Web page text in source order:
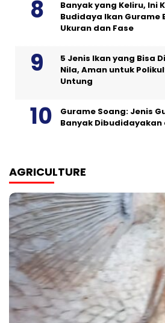
Banyak yang Keliru, Ini
Budidaya Ikan Gurame
Ukuran dan Fase
5 Jenis Ikan yang Bisa
Nila, Aman untuk
Untung
Gurame Soang: Jenis
Banyak Dibudidayakan
AGRICULTURE